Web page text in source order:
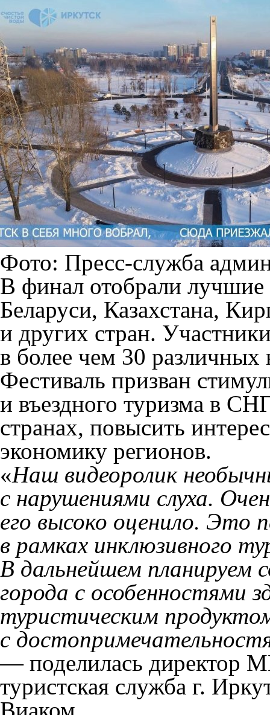
Фото: Пресс-служба
В финал отобрали лучшие
Беларуси, Казахстана,
и других стран.
в более чем 30
Фестиваль призван
и въездного туризма в
странах, повысить
экономику регионов.
«Наш видеоролик
с нарушениями слуха.
его высоко оценило. Это
в рамках инклюзивного
В дальнейшем планируем
города с особенностями
туристическим
с
— поделилась директор
туристская служба г.